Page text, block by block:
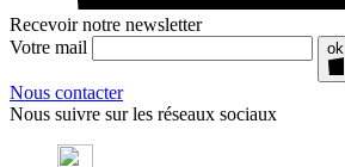
Recevoir notre newsletter
Votre mail
ok
Nous contacter
Nous suivre sur les réseaux sociaux